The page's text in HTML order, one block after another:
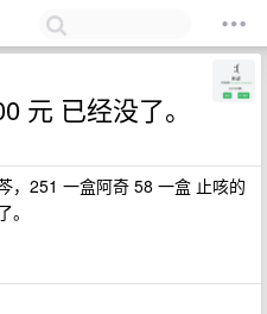
元 已经没了。
，251 一盒阿奇 58 一盒 止咳的